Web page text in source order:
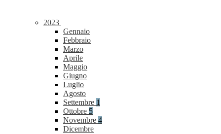
2023
Gennaio
Febbraio
Marzo
Aprile
Maggio
Giugno
Luglio
Agosto
Settembre 1
Ottobre 5
Novembre 4
Dicembre